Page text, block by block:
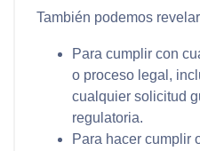
También podemos
Para cumplir con
o proceso legal,
cualquier solicitud
regulatoria.
Para hacer cumplir